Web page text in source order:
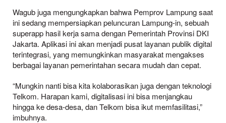
Wagub juga mengungkapkan bahwa Pemprov Lampung saat
ini sedang mempersiapkan peluncuran Lampung-in, sebuah
superapp hasil kerja sama dengan Pemerintah Provinsi DKI
Jakarta. Aplikasi ini akan menjadi pusat layanan publik digital
terintegrasi, yang memungkinkan masyarakat mengakses
berbagai layanan pemerintahan secara mudah dan cepat.
“Mungkin nanti bisa kita kolaborasikan juga dengan teknologi
Telkom. Harapan kami, digitalisasi ini bisa menjangkau
hingga ke desa-desa, dan Telkom bisa ikut memfasilitasi,”
imbuhnya.